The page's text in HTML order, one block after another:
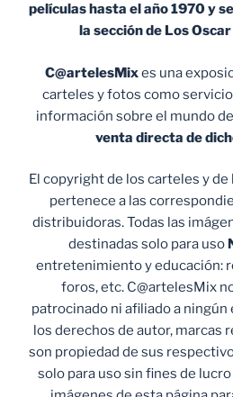
películas hasta el año 1970 y
la sección de Los
C@artelesMixes una
carteles y fotos como
información sobre el mundo
venta directa de
El copyright de los carteles y
pertenece a las
distribuidoras. Todas las
destinadas solo para uso
entretenimiento y educación:
foros, etc. C@artelesMix
patrocinado ni afiliado a ningún
los derechos de autor, marcas
son propiedad de sus
solo para uso sin fines de